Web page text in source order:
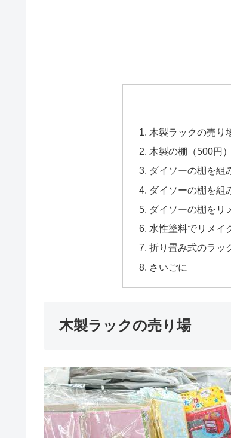
木製ラックの売り
木製の棚（500円
ダイソーの棚を組
ダイソーの棚を組
ダイソーの棚をリ
水性塗料でリメイ
折り畳み式のラッ
さいごに
木製ラックの売り場